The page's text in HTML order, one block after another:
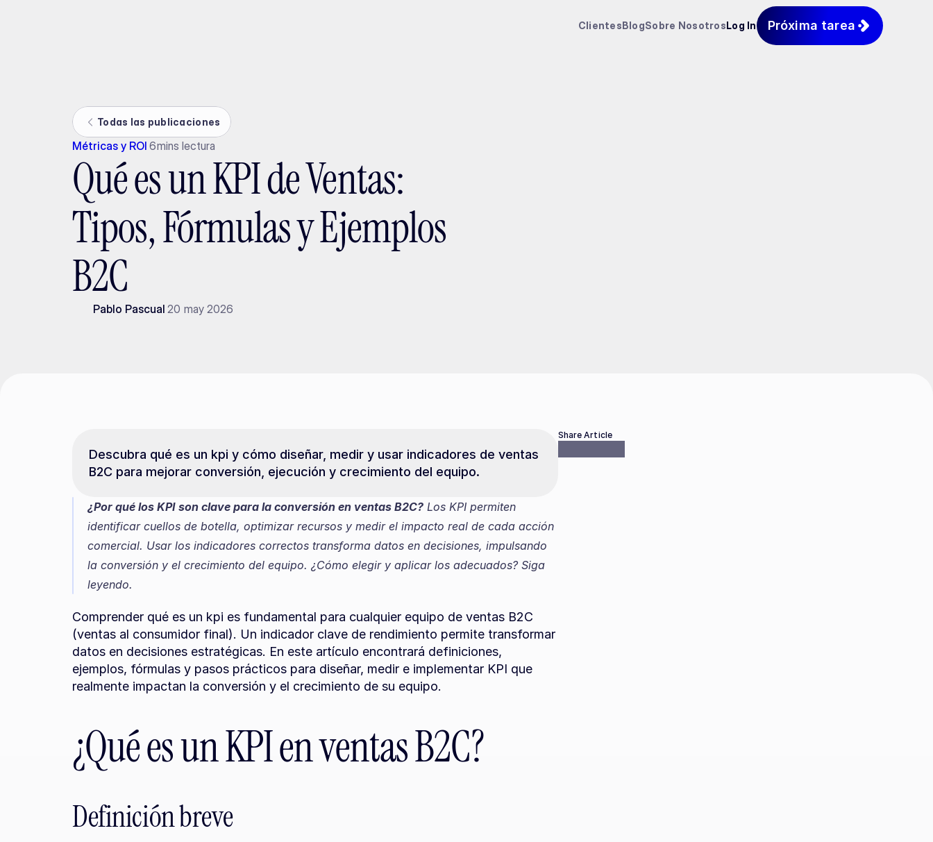
ClientesBlogSobre NosotrosLog In Próxima tarea
Todas las publicaciones
Métricas y ROI 6mins lectura
Qué es un KPI de Ventas:
Tipos, Fórmulas y Ejemplos
B2C
Pablo Pascual 20 may 2026
Descubra qué es un kpi y cómo diseñar, medir y usar indicadores de ventas
B2C para mejorar conversión, ejecución y crecimiento del equipo.
¿Por qué los KPI son clave para la conversión en ventas B2C? Los KPI permiten
identificar cuellos de botella, optimizar recursos y medir el impacto real de cada acción
comercial. Usar los indicadores correctos transforma datos en decisiones, impulsando
la conversión y el crecimiento del equipo. ¿Cómo elegir y aplicar los adecuados? Siga
leyendo.
Comprender qué es un kpi es fundamental para cualquier equipo de ventas B2C
(ventas al consumidor final). Un indicador clave de rendimiento permite transformar
datos en decisiones estratégicas. En este artículo encontrará definiciones,
ejemplos, fórmulas y pasos prácticos para diseñar, medir e implementar KPI que
realmente impactan la conversión y el crecimiento de su equipo.
¿Qué es un KPI en ventas B2C?
Definición breve
Share Article